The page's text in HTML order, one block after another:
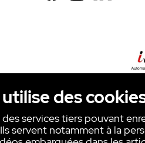
des
services tiers pouvant
servent notamment à la
ACTION 2026